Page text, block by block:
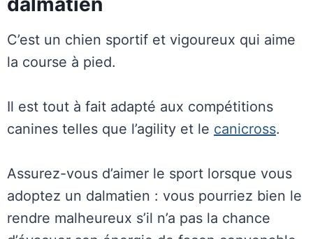
C’est un chien sportif et vigoureux qui aime
la course à pied.
Il est tout à fait adapté aux compétitions
canines telles que l’agility et le canicross.
Assurez-vous d’aimer le sport lorsque vous
adoptez un dalmatien : vous pourriez bien le
rendre malheureux s’il n’a pas la chance